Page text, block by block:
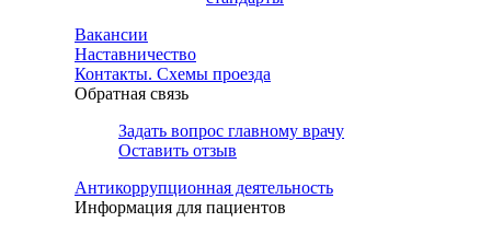
Вакансии
Наставничество
Контакты. Схемы проезда
Обратная связь
Задать вопрос главному врачу
Оставить отзыв
Антикоррупционная деятельность
Информация для пациентов